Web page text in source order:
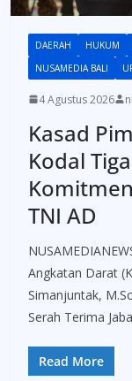
DAERAH HUKUM
NUSAMEDIA BALI
4 Agustus 2026
Kasad
Kodal
TNI AD
Angkatan Darat
Simanjuntak,
Serah Terima
Read More